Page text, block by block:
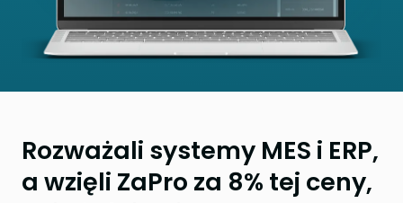
Rozważali systemy MES i ERP,
a wzięli ZaPro za 8% tej ceny,